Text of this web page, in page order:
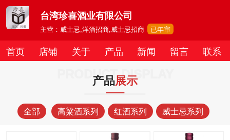
台湾珍喜酒业有限公司
主营：威士忌,洋酒招商,威士忌招商 已年审
首页 店铺 关于 产品 新闻 留言 联系
PRODUCT DISPLAY
产品展示
全部 高粱酒系列 红酒系列 威士忌系列